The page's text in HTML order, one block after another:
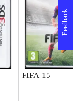
FIFA 15
Feedback